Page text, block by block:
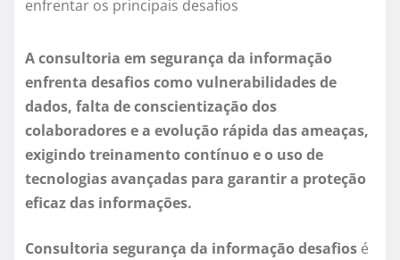
A consultoria em segurança da informação
enfrenta desafios como vulnerabilidades de
dados, falta de conscientização dos
colaboradores e a evolução rápida das ameaças,
exigindo treinamento contínuo e o uso de
tecnologias avançadas para garantir a proteção
eficaz das informações.
Consultoria segurança da informação desafios é